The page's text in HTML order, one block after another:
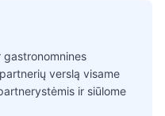
verslą visame
ir siūlome